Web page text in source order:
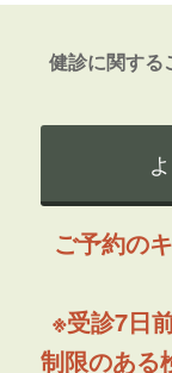
健診に関する
ご予約の
※受診7日
制限のある